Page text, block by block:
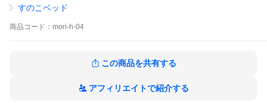
【使いやすさの工夫】
薄型マットレスや敷布団をそのまま直敷き可能
床面すのこの隙間が小さく違和感なし
天然素材と竹炭の力で、毎日の眠りをより健やかに。
すのこベッド
商品 コード： mori-h-04
この商品を共有する
アフィリエイトで紹介する